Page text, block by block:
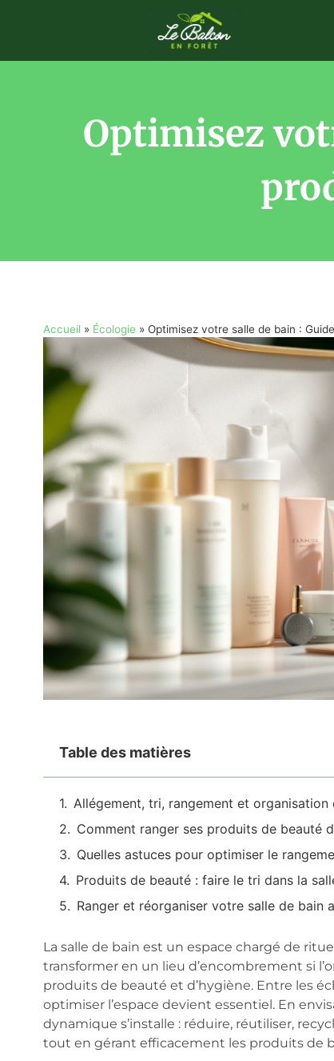
Optimisez
Accueil» Écologie » Optimisez votre salle de bain :
Table des matières
Allégement, tri, rangement et
Comment ranger ses produits de beauté
Quelles astuces pour optimiser le
Produits de beauté : faire le tri dans la
Ranger et réorganiser votre salle de bain
La salle de bain est un espace chargé de
transformer en un lieu d’encombrement si
produits de beauté et d’hygiène. Entre les
optimiser l’espace devient essentiel. En
dynamique s’installe : réduire, réutiliser,
tout en gérant efficacement les produits de